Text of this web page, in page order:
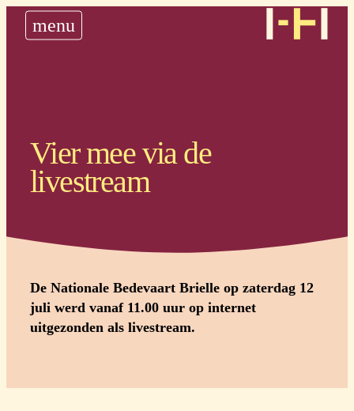
nieuws
historie
menu
Vier mee via de
livestream
De Nationale Bedevaart Brielle op zaterdag 12
juli werd vanaf 11.00 uur op internet
uitgezonden als livestream.